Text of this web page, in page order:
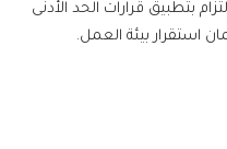
بتطبيق قرارات الحد الأدنى
استقرار بيئة العمل.